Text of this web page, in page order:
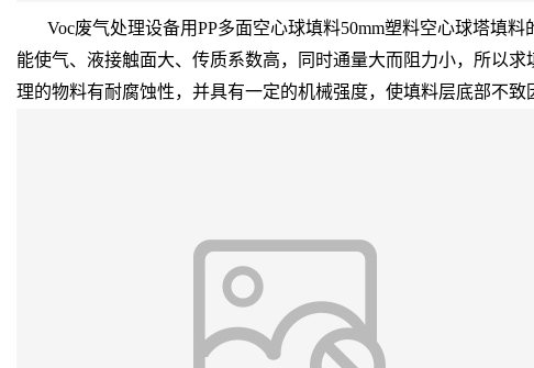
Voc废气处理设备用PP多面空心球填料50mm塑料空心球塔填料
能使气、液接触面大、传质系数高，同时通量大而阻力小，所以
理的物料有耐腐蚀性，并具有一定的机械强度，使填料层底部不